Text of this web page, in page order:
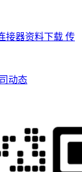
接器资料下载 传
动态